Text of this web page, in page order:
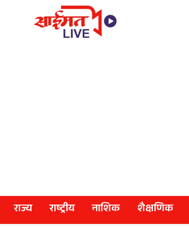
राज्य राष्ट्रीय नाशिक शैक्षणिक